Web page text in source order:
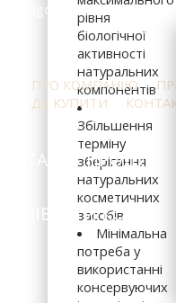
ПРО КОМПАНІЮ
ДЕ КУПИТИ
КАТАЛОГ ПРОДУКЦІЇ
ПІДІБРАТИ
рівня
біологічної
активності
натуральних
компонентів
Збільшення
терміну
зберігання
натуральних
косметичних
засобів
Мінімальна
потреба у
використанні
консервуючих